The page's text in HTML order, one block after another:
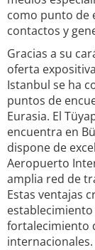
como punto de
contactos y
Gracias a su
oferta
Istanbul se ha
puntos de
Eurasia. El
encuentra en
dispone de
Aeropuerto
amplia red de
Estas ventajas
fortalecimiento
internacionales.